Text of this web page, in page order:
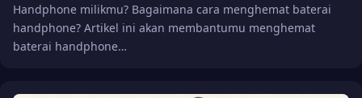
Handphone milikmu? Bagaimana cara menghemat baterai
handphone? Artikel ini akan membantumu menghemat
baterai handphone…